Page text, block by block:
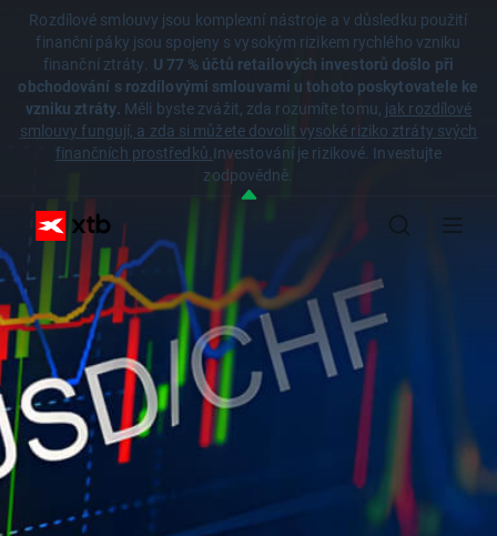
Rozdílové smlouvy jsou komplexní nástroje a v důsledku použití
finanční páky jsou spojeny s vysokým rizikem rychlého vzniku
finanční ztráty. U 77 % účtů retailových investorů došlo při
obchodování s rozdílovými smlouvami u tohoto poskytovatele ke
vzniku ztráty. Měli byste zvážit, zda rozumíte tomu, jak rozdílové
smlouvy fungují, a zda si můžete dovolit vysoké riziko ztráty svých
finančních prostředků.Investování je rizikové. Investujte
zodpovědně.